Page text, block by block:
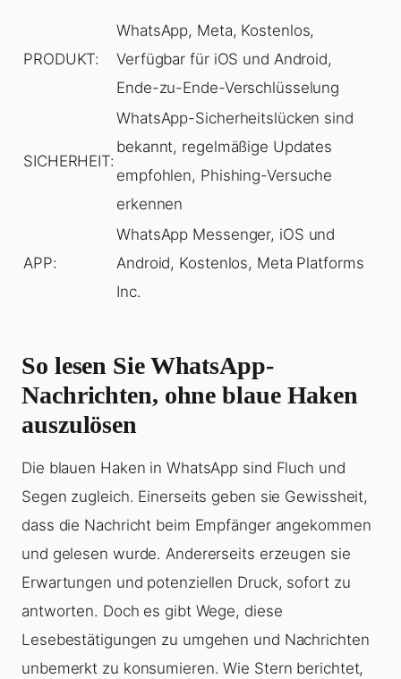
PRODUKT:
WhatsApp, Meta, Kostenlos,
Verfügbar für iOS und Android,
Ende-zu-Ende-Verschlüsselung
SICHERHEIT:
WhatsApp-Sicherheitslücken sind
bekannt, regelmäßige Updates
empfohlen, Phishing-Versuche
erkennen
APP:
WhatsApp Messenger, iOS und
Android, Kostenlos, Meta Platforms
Inc.
So lesen Sie WhatsApp-
Nachrichten, ohne blaue Haken
auszulösen
Die blauen Haken in WhatsApp sind Fluch und
Segen zugleich. Einerseits geben sie Gewissheit,
dass die Nachricht beim Empfänger angekommen
und gelesen wurde. Andererseits erzeugen sie
Erwartungen und potenziellen Druck, sofort zu
antworten. Doch es gibt Wege, diese
Lesebestätigungen zu umgehen und Nachrichten
unbemerkt zu konsumieren. Wie Stern berichtet,